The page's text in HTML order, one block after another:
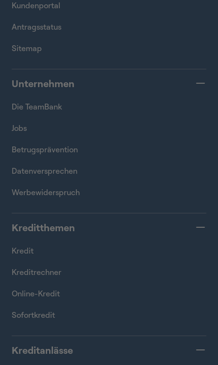
Kundenportal
Antragsstatus
Sitemap
Unternehmen
Die TeamBank
Jobs
Betrugsprävention
Datenversprechen
Werbewiderspruch
Kreditthemen
Kredit
Kreditrechner
Online-Kredit
Sofortkredit
Kreditanlässe